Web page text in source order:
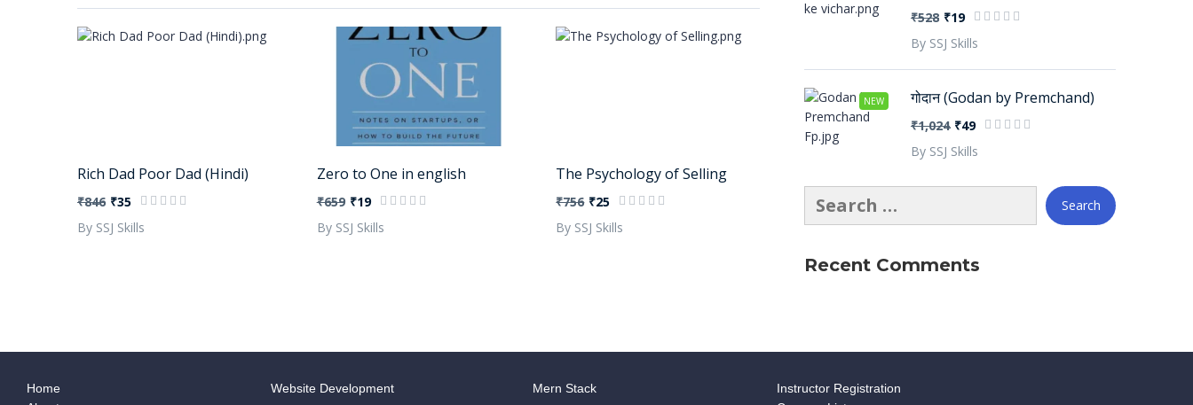
Rich Dad Poor Dad (Hindi)
₹846 ₹35
By SSJ Skills
Zero to One in english
₹659 ₹19
By SSJ Skills
The Psychology of Selling
₹756 ₹25
By SSJ Skills
₹528 ₹19
By SSJ Skills
NEW गोदान (Godan by Premchand)
₹1,024 ₹49
By SSJ Skills
Recent Comments
Home
Website Development Mern Stack
Instructor Registration